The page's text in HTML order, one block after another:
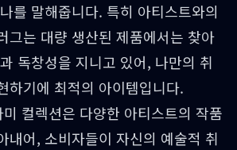
를 말해줍니다. 특히 아티스트와의
그는 대량 생산된 제품에서는 찾아
독창성을 지니고 있어, 나만의 취
하기에 최적의 아이템입니다.
컬렉션은 다양한 아티스트의 작품
내어, 소비자들이 자신의 예술적 취